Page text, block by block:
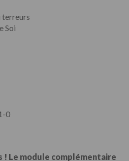
terreurs
Soi
0
! Le module complémentaire